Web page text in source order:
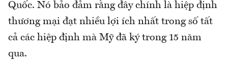
Quốc. Nó bảo đảm rằng đây chính là hiệp định
thương mại đạt nhiều lợi ích nhất trong số tất
cả các hiệp định mà Mỹ đã ký trong 15 năm
qua.